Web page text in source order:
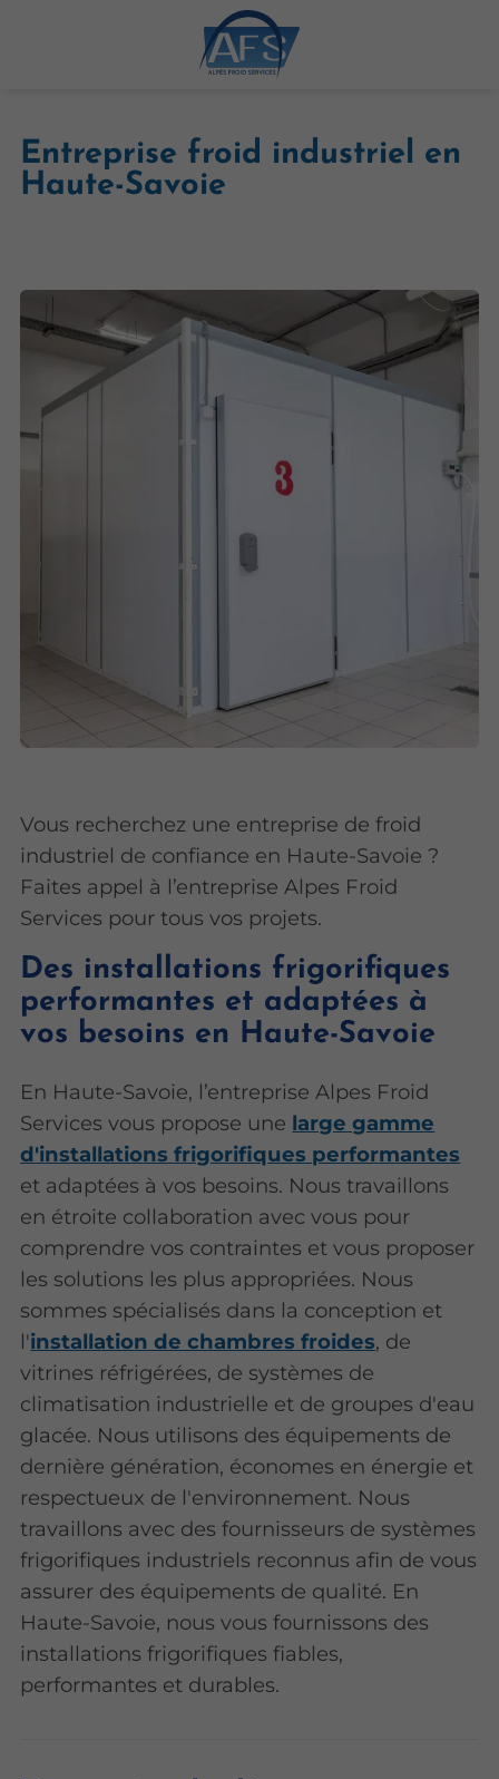
Entreprise froid industriel en
Haute-Savoie
Vous recherchez une entreprise de froid
industriel de confiance en Haute-Savoie ?
Faites appel à l’entreprise Alpes Froid
Services pour tous vos projets.
Des installations frigorifiques
performantes et adaptées à
vos besoins en Haute-Savoie
En Haute-Savoie, l’entreprise Alpes Froid
Services vous propose une large gamme
d'installations frigorifiques performantes
et adaptées à vos besoins. Nous travaillons
en étroite collaboration avec vous pour
comprendre vos contraintes et vous proposer
les solutions les plus appropriées. Nous
sommes spécialisés dans la conception et
l'installation de chambres froides, de
vitrines réfrigérées, de systèmes de
climatisation industrielle et de groupes d'eau
glacée. Nous utilisons des équipements de
dernière génération, économes en énergie et
respectueux de l'environnement. Nous
travaillons avec des fournisseurs de systèmes
frigorifiques industriels reconnus afin de vous
assurer des équipements de qualité. En
Haute-Savoie, nous vous fournissons des
installations frigorifiques fiables,
performantes et durables.